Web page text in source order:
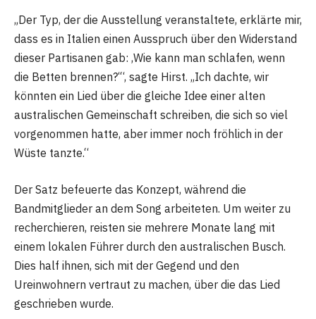
„Der Typ, der die Ausstellung veranstaltete, erklärte mir,
dass es in Italien einen Ausspruch über den Widerstand
dieser Partisanen gab: ‚Wie kann man schlafen, wenn
die Betten brennen?‘“, sagte Hirst. „Ich dachte, wir
könnten ein Lied über die gleiche Idee einer alten
australischen Gemeinschaft schreiben, die sich so viel
vorgenommen hatte, aber immer noch fröhlich in der
Wüste tanzte.“
Der Satz befeuerte das Konzept, während die
Bandmitglieder an dem Song arbeiteten. Um weiter zu
recherchieren, reisten sie mehrere Monate lang mit
einem lokalen Führer durch den australischen Busch.
Dies half ihnen, sich mit der Gegend und den
Ureinwohnern vertraut zu machen, über die das Lied
geschrieben wurde.